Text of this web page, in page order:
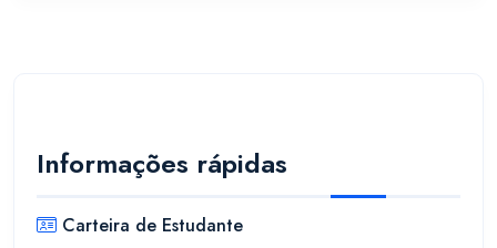
Informações rápidas
Carteira de Estudante